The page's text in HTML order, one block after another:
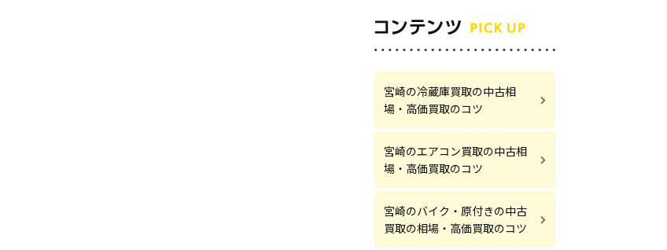
宮崎の冷蔵庫買取の中古相
場・高価買取のコツ
宮崎のエアコン買取の中古相
場・高価買取のコツ
宮崎のバイク・原付きの中古
買取の相場・高価買取のコツ